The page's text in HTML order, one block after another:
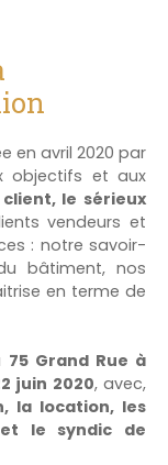
en avril 2020 par
objectifs et aux
le sérieux
vendeurs et
: notre savoir-
bâtiment, nos
en terme de
75 Grand Rue à
juin 2020, avec,
la location, les
le syndic de